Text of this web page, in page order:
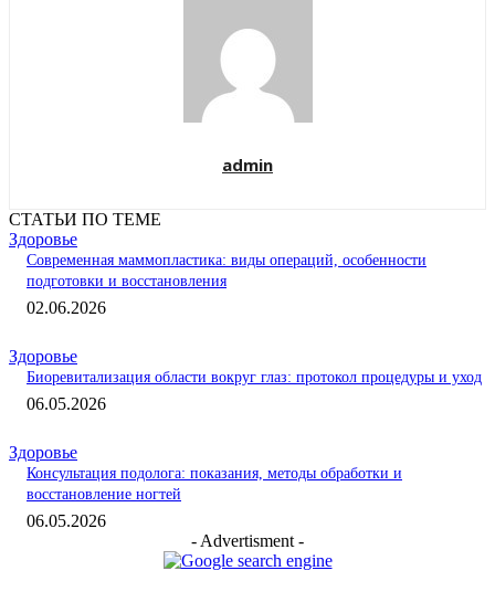
admin
СТАТЬИ ПО ТЕМЕ
Здоровье
Современная маммопластика: виды операций, особенности
подготовки и восстановления
02.06.2026
Здоровье
Биоревитализация области вокруг глаз: протокол процедуры и уход
06.05.2026
Здоровье
Консультация подолога: показания, методы обработки и
восстановление ногтей
06.05.2026
- Advertisment -